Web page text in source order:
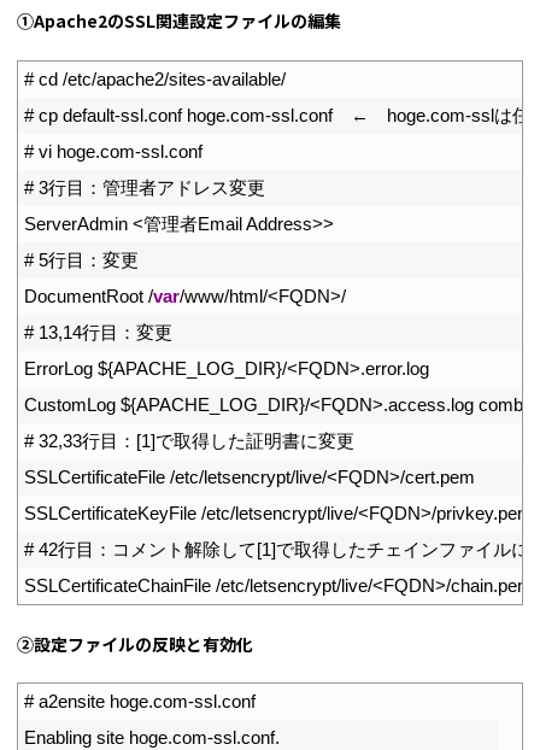
①Apache2のSSL関連設定ファイルの編集
# cd /etc/apache2/sites-available/
# cp default-ssl.conf hoge.com-ssl.conf　←　hoge.com-sslは任
# vi hoge.com-ssl.conf
# 3行目：管理者アドレス変更
ServerAdmin <管理者Email Address>>
# 5行目：変更
DocumentRoot /var/www/html/<FQDN>/
# 13,14行目：変更
ErrorLog ${APACHE_LOG_DIR}/<FQDN>.error.log
CustomLog ${APACHE_LOG_DIR}/<FQDN>.access.log
# 32,33行目：[1]で取得した証明書に変更
SSLCertificateFile /etc/letsencrypt/live/<FQDN>/cert.pem
SSLCertificateKeyFile /etc/letsencrypt/live/<FQDN>/privkey.pem
# 42行目：コメント解除して[1]で取得したチェインファイルに
SSLCertificateChainFile /etc/letsencrypt/live/<FQDN>/chain.pem
②設定ファイルの反映と有効化
# a2ensite hoge.com-ssl.conf
Enabling site hoge.com-ssl.conf.